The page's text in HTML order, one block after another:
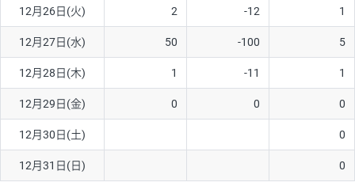
12月26日(火) 2 -12 1
12月27日(水) 50 -100 5
12月28日(木) 1 -11 1
12月29日(金) 0 0 0
12月30日(土) 0
12月31日(日) 0